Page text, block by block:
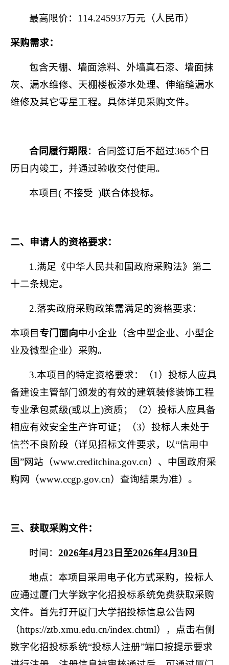
最高限价： 114.245937万元（人民币）
采购需求：
包含天棚、墙面涂料、外墙真石漆、墙面抹
灰、漏水维修、天棚楼板渗水处理、伸缩缝漏水
维修及其它零星工程。具体详见采购文件。
合同履行期限：合同签订后不超过365个日
历日内竣工，并通过验收交付使用。
本项目( 不接受 )联合体投标。
二、申请人的资格要求：
1.满足《中华人民共和国政府采购法》第二
十二条规定。
2.落实政府采购政策需满足的资格要求：
本项目 专门面向中小企业（含中型企业、小型企
业及微型企业）采购。
3.本项目的特定资格要求：（1 ）投标人应具
备建设主管部门颁发的有效的建筑装修装饰工程
专业承包贰级(或以上)资质；（2）投标人应具备
相应有效安全生产许可证；（3）投标人未处于
信誉不良阶段（详见招标文件要求，以“信用中
国”网站（www.creditchina.gov.cn）、中国政府采
购网（www.ccgp.gov.cn）查询结果为准）。
三、获取采购文件：
时间：2026年4月23 日至2026年4月30 日
地点：本项目采用电子化方式采购，投标人
应通过厦门大学数字化招投标系统免费获取采购
文件。首先打开厦门大学招投标信息公告网
（https://ztb.xmu.edu.cn/index.chtml），点击右侧
数字化招投标系统“投标人注册”端口按提示要求